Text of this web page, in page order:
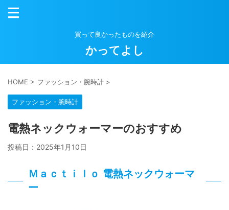
買って良かったものを紹介
かってよし
HOME > ファッション・腕時計 >
ファッション・腕時計
電熱ネックウォーマーのおすすめ
投稿日： 2025年1月10日
Ｍａｃｔｉｌｏ 電熱ネックウォーマ
ー